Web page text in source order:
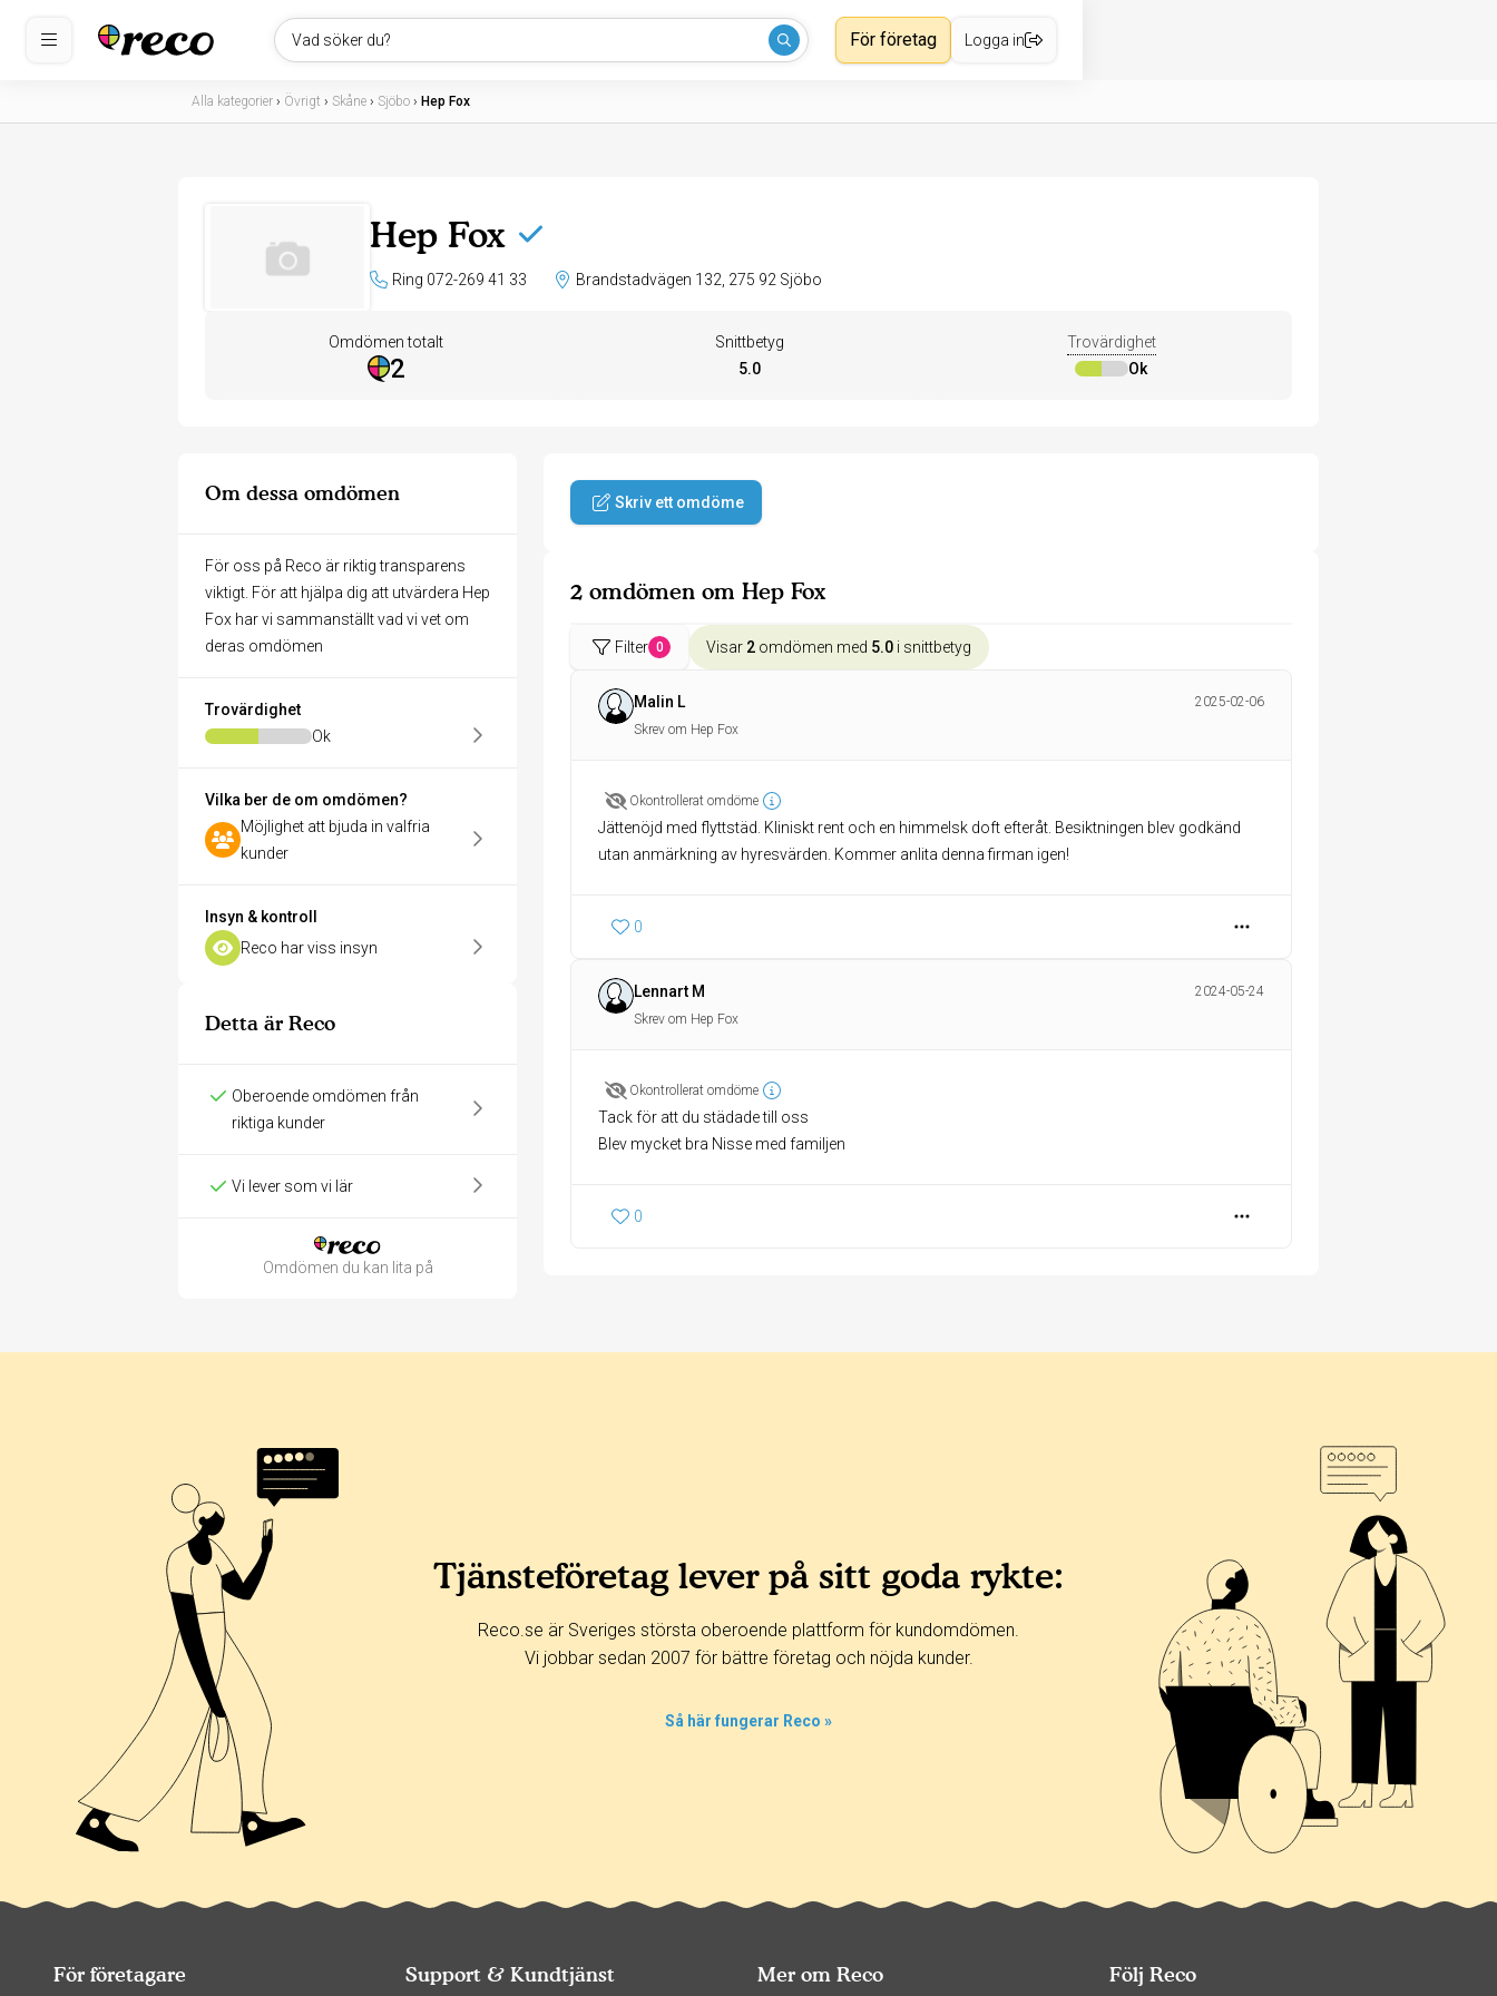
Vad söker du? För företag Logga in
Alla kategorier › Övrigt › Skåne › Sjöbo › Hep Fox
Hep Fox
Ring 072-269 41 33 Brandstadvägen 132, 275 92 Sjöbo
Omdömen totalt
2
Snittbetyg
5.0
Trovärdighet
Ok
Om dessa omdömen
För oss på Reco är riktig transparens
viktigt. För att hjälpa dig att utvärdera Hep
Fox har vi sammanställt vad vi vet om
deras omdömen
Trovärdighet
Ok
Vilka ber de om omdömen?
Möjlighet att bjuda in valfria
kunder
Insyn & kontroll
Reco har viss insyn
Detta är Reco
Oberoende omdömen från
riktiga kunder
Vi lever som vi lär
Omdömen du kan lita på
Skriv ett omdöme
2 omdömen om Hep Fox
Filter 0 Visar 2 omdömen med 5.0 i snittbetyg
Malin L
2025-02-06
Skrev om Hep Fox
Okontrollerat omdöme
Jättenöjd med flyttstäd. Kliniskt rent och en himmelsk doft efteråt. Besiktningen blev godkänd
utan anmärkning av hyresvärden. Kommer anlita denna firman igen!
0
Lennart M
2024-05-24
Skrev om Hep Fox
Okontrollerat omdöme
Tack för att du städade till oss
Blev mycket bra Nisse med familjen
0
365 dagar 90 dagar
30 dagar
Tjänsteföretag lever på sitt goda rykte:
Reco.se är Sveriges största oberoende plattform för kundomdömen.
Vi jobbar sedan 2007 för bättre företag och nöjda kunder.
Så här fungerar Reco »
För företagare Support & Kundtjänst Mer om Reco Följ Reco